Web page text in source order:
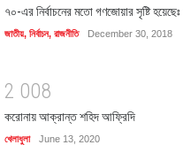
৭০-এর নির্বাচনের মতো গণজোয়ার সৃষ্টি হয়েছেঃ
জাতীয়, নির্বাচন, রাজনীতি December 30, 2018
2 008
করোনায় আক্রান্ত শহিদ আফ্রিদি
খেলাধুলা June 13, 2020